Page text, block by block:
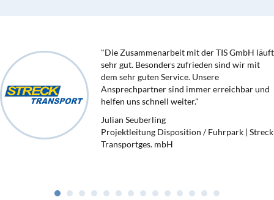
"Die Zusammenarbeit mit der TIS GmbH läuft
sehr gut. Besonders zufrieden sind wir mit
dem sehr guten Service. Unsere
Ansprechpartner sind immer erreichbar und
helfen uns schnell weiter."
Julian Seuberling
Projektleitung Disposition / Fuhrpark | Streck
Transportges. mbH